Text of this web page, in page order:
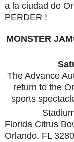
a la ciudad de
PERDER !
MONSTER JAM
The Advance
return to the
sports
Florida Citrus
Orlando, FL